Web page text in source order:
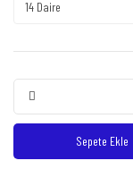
Sepete Ekle